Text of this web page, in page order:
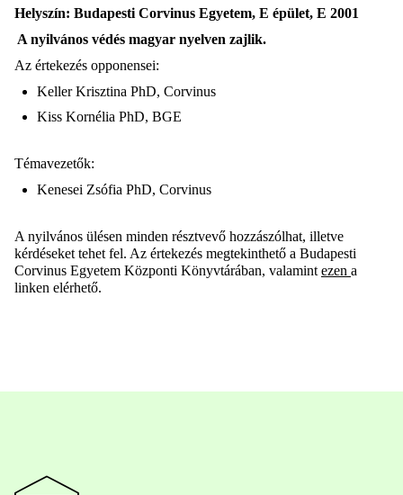
Helyszín: Budapesti Corvinus Egyetem, E épület, E 2001
A nyilvános védés magyar nyelven zajlik.
Az értekezés opponensei:
Keller Krisztina PhD, Corvinus
Kiss Kornélia PhD, BGE
Témavezetők:
Kenesei Zsófia PhD, Corvinus
A nyilvános ülésen minden résztvevő hozzászólhat, illetve
kérdéseket tehet fel. Az értekezés megtekinthető a Budapesti
Corvinus Egyetem Központi Könyvtárában, valamint ezen a
linken elérhető.